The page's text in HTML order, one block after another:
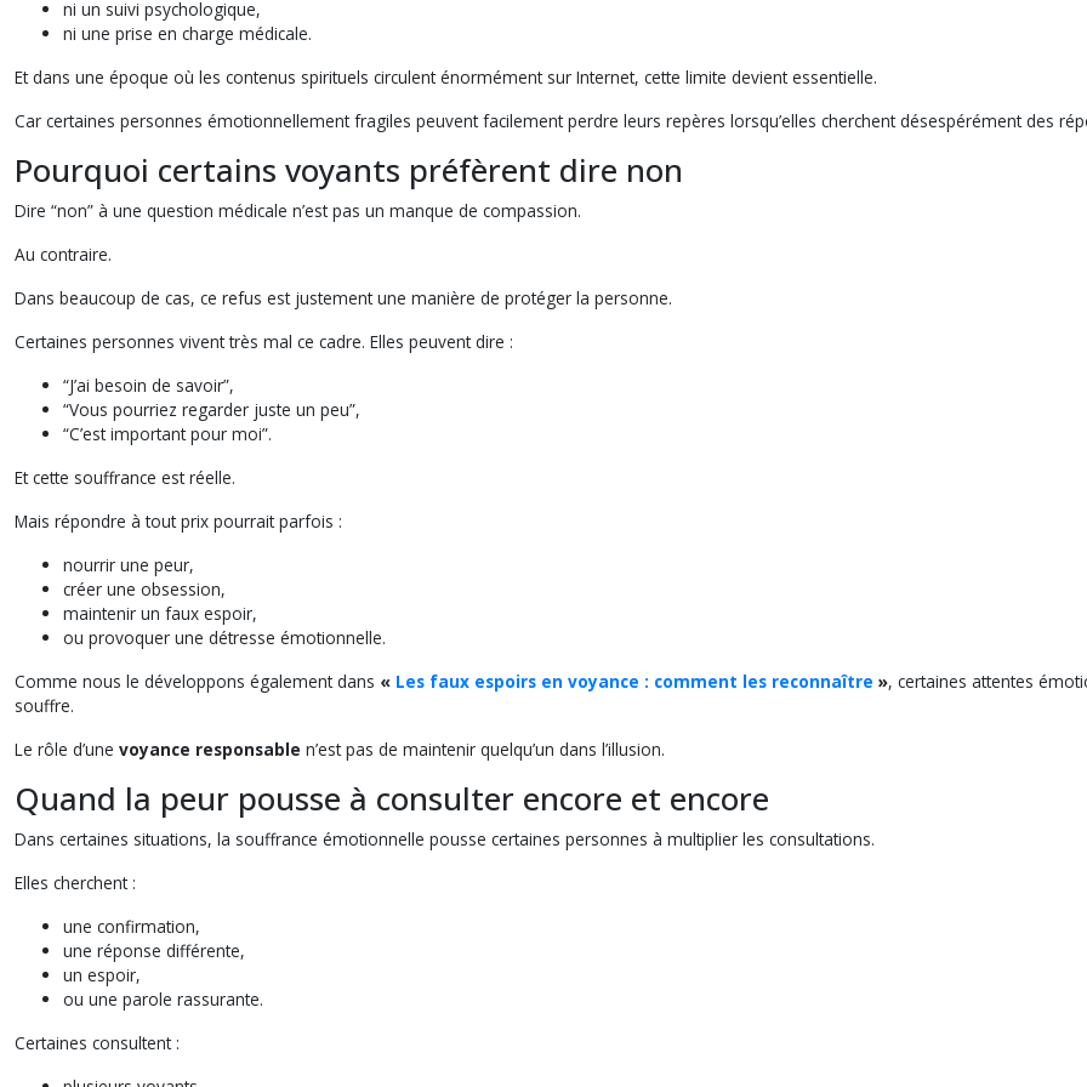
ni un suivi psychologique,
ni une prise en charge médicale.
Et dans une époque où les contenus spirituels circulent énormément sur Internet, cette limite devient essentielle.
Car certaines personnes émotionnellement fragiles peuvent facilement perdre leurs repères lorsqu’elles cherchent désespérément des
Pourquoi certains voyants préfèrent dire non
Dire “non” à une question médicale n’est pas un manque de compassion.
Au contraire.
Dans beaucoup de cas, ce refus est justement une manière de protéger la personne.
Certaines personnes vivent très mal ce cadre. Elles peuvent dire :
“J’ai besoin de savoir”,
“Vous pourriez regarder juste un peu”,
“C’est important pour moi”.
Et cette souffrance est réelle.
Mais répondre à tout prix pourrait parfois :
nourrir une peur,
créer une obsession,
maintenir un faux espoir,
ou provoquer une détresse émotionnelle.
Comme nous le développons également dans « Les faux espoirs en voyance : comment les reconnaître », certaines attentes
souffre.
Le rôle d’une voyance responsable n’est pas de maintenir quelqu’un dans l’illusion.
Quand la peur pousse à consulter encore et encore
Dans certaines situations, la souffrance émotionnelle pousse certaines personnes à multiplier les consultations.
Elles cherchent :
une confirmation,
une réponse différente,
un espoir,
ou une parole rassurante.
Certaines consultent :